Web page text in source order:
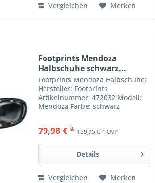
Vergleichen Merken
Footprints Mendoza
Halbschuhe schwarz...
Footprints Mendoza Halbschuhe:
Hersteller: Footprints
Artikelnummer: 472032 Modell:
Mendoza Farbe: schwarz
leder Sohlenmaterial: Echt leder
Schnalle Material: Ohne
79,98 € * 159,95 € *UVP
Details
Vergleichen Merken